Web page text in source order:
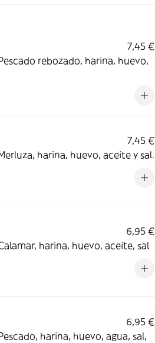
7,45 €
rebozado, harina, huevo,
7,45 €
harina, huevo, aceite y sal.
6,95 €
harina, huevo, aceite, sal
6,95 €
harina, huevo, agua, sal,